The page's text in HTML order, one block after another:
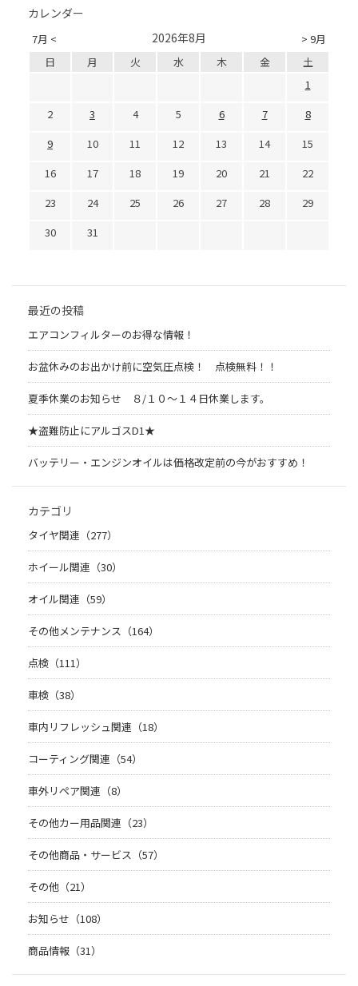
カレンダー
7月 < > 9月
2026年8月
日 月 火 水 木 金
土
1
2
3 4 5 6 7
8
9
10 11 12 13 14
15
16
17 18 19 20 21
22
23
24 25 26 27 28
29
30
31
最近の投稿
エアコンフィルターのお得な情報！
お盆休みのお出かけ前に空気圧点検！ 点検無料！！
夏季休業のお知らせ ８/１０～１４日休業します。
★盗難防止にアルゴスD1★
バッテリー・エンジンオイルは価格改定前の今がおすすめ！
カテゴリ
タイヤ関連（277）
ホイール関連（30）
オイル関連（59）
その他メンテナンス（164）
点検（111）
車検（38）
車内リフレッシュ関連（18）
コーティング関連（54）
車外リペア関連（8）
その他カー用品関連（23）
その他商品・サービス（57）
その他（21）
お知らせ（108）
商品情報（31）